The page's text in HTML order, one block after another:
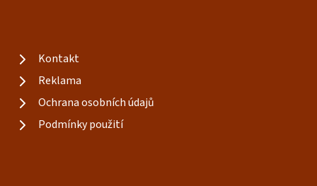
Kontakt
Reklama
Ochrana osobních údajů
Podmínky použití